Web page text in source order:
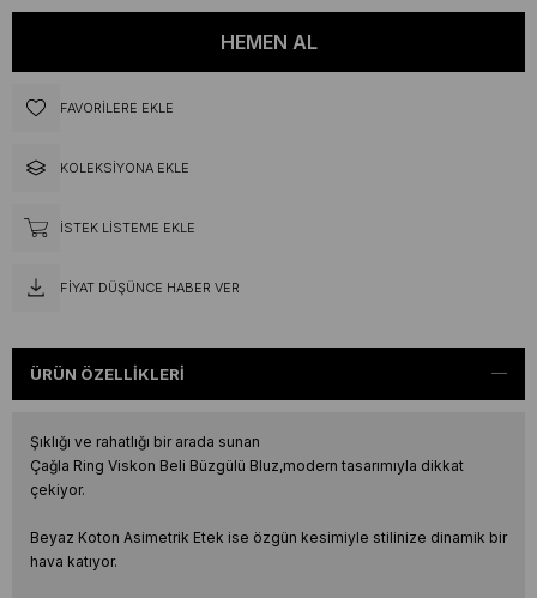
FAVORILERE EKLE
KOLEKSIYONA EKLE
İSTEK LISTEME EKLE
FIYAT DÜŞÜNCE HABER VER
ÜRÜN ÖZELLIKLERI
Şıklığı ve rahatlığı bir arada sunan
Çağla Ring Viskon Beli Büzgülü Bluz,modern tasarımıyla dikkat
çekiyor.
Beyaz Koton Asimetrik Etek ise özgün kesimiyle stilinize dinamik bir
hava katıyor.